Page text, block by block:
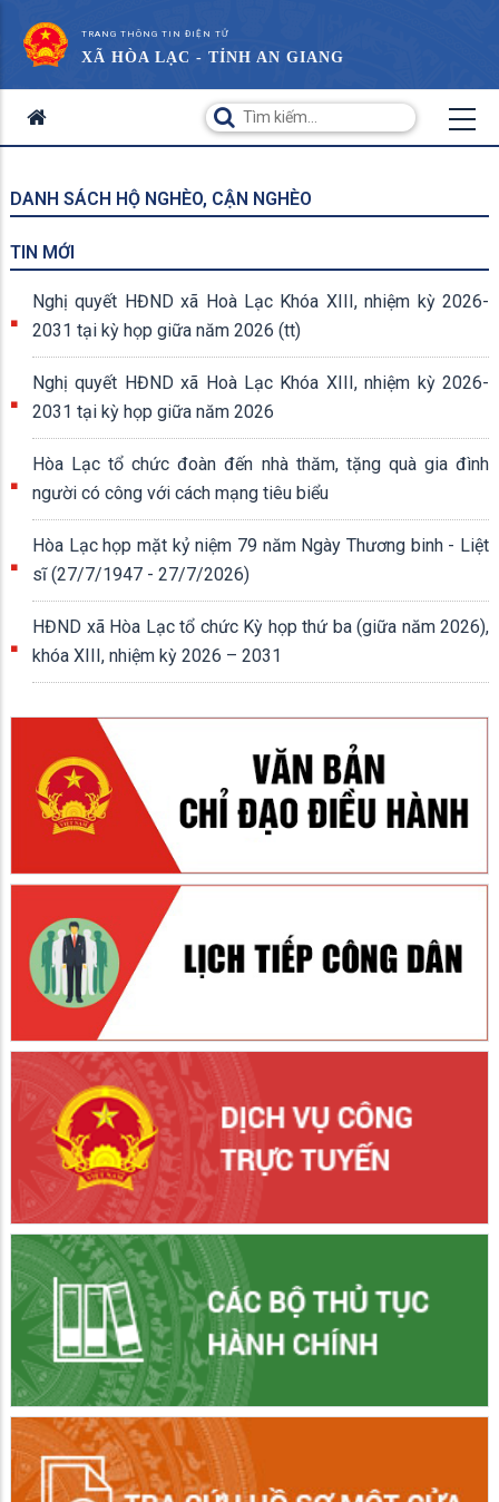
TRANG THÔNG TIN ĐIỆN TỬ
XÃ HÒA LẠC - TỈNH AN GIANG
DANH SÁCH HỘ NGHÈO, CẬN NGHÈO
TIN MỚI
Nghị quyết HĐND xã Hoà Lạc Khóa XIII, nhiệm kỳ 2026-
2031 tại kỳ họp giữa năm 2026 (tt)
Nghị quyết HĐND xã Hoà Lạc Khóa XIII, nhiệm kỳ 2026-
2031 tại kỳ họp giữa năm 2026
Hòa Lạc tổ chức đoàn đến nhà thăm, tặng quà gia đình
người có công với cách mạng tiêu biểu
Hòa Lạc họp mặt kỷ niệm 79 năm Ngày Thương binh - Liệt
sĩ (27/7/1947 - 27/7/2026)
HĐND xã Hòa Lạc tổ chức Kỳ họp thứ ba (giữa năm 2026),
khóa XIII, nhiệm kỳ 2026 – 2031